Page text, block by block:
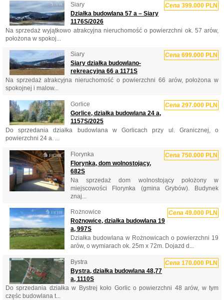
Siary Cena 399.000 PLN
Działka budowlana 57 a – Siary
1176S/2026
Na sprzedaż wyjątkowo atrakcyjna nieruchomość o powierzchni ok. 57 arów,
położona w spokoj...
Siary Cena 699.000 PLN
Siary działka budowlano-
rekreacyjna 66 a 1171S
Na sprzedaż atrakcyjna nieruchomość o powierzchni 66 arów, położona w
spokojnej i malow...
Gorlice Cena 297.000 PLN
Gorlice, działka budowlana 24 a,
1157S/2025
Do sprzedania działka budowlana w Gorlicach przy ul. Granicznej, o
powierzchni 24 a. ...
Florynka Cena 750.000 PLN
Florynka, dom wolnostojący,
682S
Na sprzedaż dom wolnostojący położony w
miejscowości Florynka (gmina Grybów). Budynek
znaj...
Rożnowice Cena 49.000 PLN
Rożnowice, działka budowlana 19
a, 997S
Działka budowlana w Rożnowicach o powierzchni 19
arów, o wymiarach ok. 25m x 72m. Dojazd d...
Bystra Cena 170.000 PLN
Bystra, działka budowlana 48,77
a, 1110S
Do sprzedania działka w Bystrej koło Gorlic o powierzchni 48 arów, w tym
częśc budowlana t...